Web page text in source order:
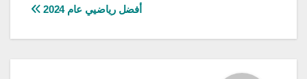
أفضل رياضيي عام 2024